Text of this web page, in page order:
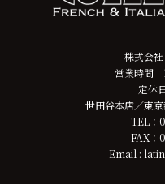
株式会
営業時間
定休
世田谷本店／東
TEL：
FAX：
Email :